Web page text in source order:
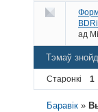
ад
Тэмаў
Старонкі 1
Баравік »